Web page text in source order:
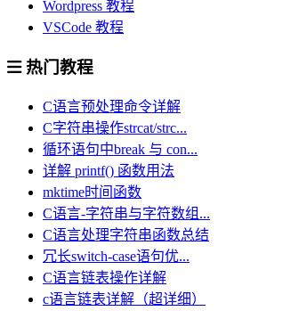
Wordpress 教程
VSCode 教程
热门教程
C语言预处理命令详解
C字符串操作strcat/strc...
循环语句中break 与 con...
详解 printf() 函数用法
mktime时间函数
C语言-字符串与字符数组...
C语言处理字符串函数总结
冗长switch-case语句优...
C语言链表操作详解
c语言链表详解（超详细）